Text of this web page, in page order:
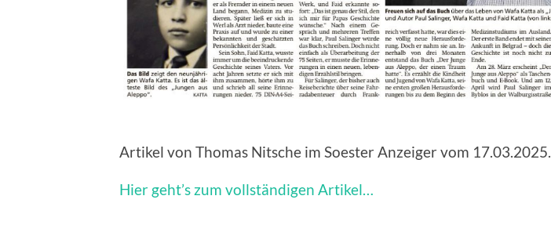
Artikel von Thomas Nitsche im Soester Anzeiger vom 17.03.2025.
Hier geht’s zum vollständigen Artikel…